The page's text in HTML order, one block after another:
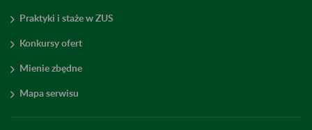
Praktyki i staże w ZUS
Konkursy ofert
Mienie zbędne
Mapa serwisu